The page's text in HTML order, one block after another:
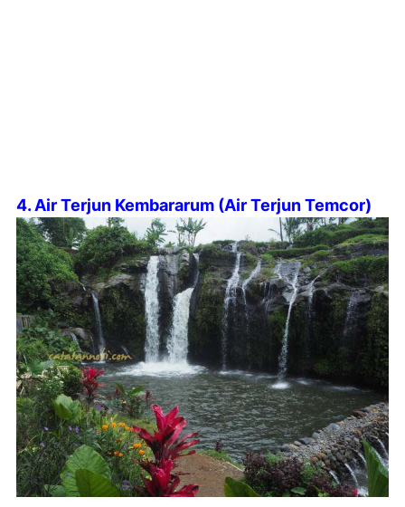
4. Air Terjun Kembararum (Air Terjun Temcor)